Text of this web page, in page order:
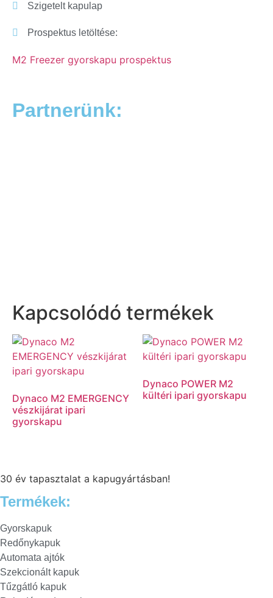
Szigetelt kapulap
Prospektus letöltése:
M2 Freezer gyorskapu prospektus
Kapcsolódó termékek
Dynaco M2 EMERGENCY
vészkijárat ipari
gyorskapu
Dynaco POWER M2
kültéri ipari gyorskapu
Partnerünk:
30 év tapasztalat a kapugyártásban!
Termékek:
Gyorskapuk
Redőnykapuk
Automata ajtók
Szekcionált kapuk
Tűzgátló kapuk